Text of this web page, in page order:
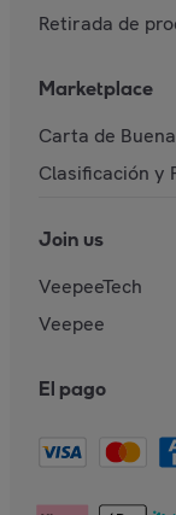
Retirada de
Marketplace
Carta de
Clasificación y
Join us
VeepeeTech
Veepee
El pago